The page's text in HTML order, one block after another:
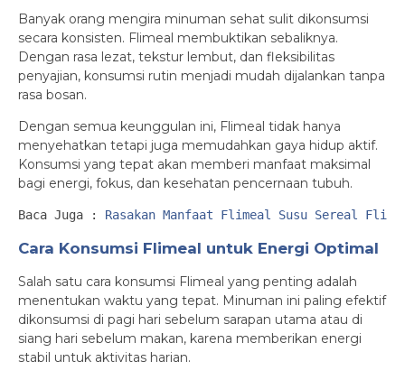
Banyak orang mengira minuman sehat sulit dikonsumsi
secara konsisten. Flimeal membuktikan sebaliknya.
Dengan rasa lezat, tekstur lembut, dan fleksibilitas
penyajian, konsumsi rutin menjadi mudah dijalankan tanpa
rasa bosan.
Dengan semua keunggulan ini, Flimeal tidak hanya
menyehatkan tetapi juga memudahkan gaya hidup aktif.
Konsumsi yang tepat akan memberi manfaat maksimal
bagi energi, fokus, dan kesehatan pencernaan tubuh.
Baca Juga : Rasakan Manfaat Flimeal Susu Sereal
Cara Konsumsi Flimeal untuk Energi Optimal
Salah satu cara konsumsi Flimeal yang penting adalah
menentukan waktu yang tepat. Minuman ini paling efektif
dikonsumsi di pagi hari sebelum sarapan utama atau di
siang hari sebelum makan, karena memberikan energi
stabil untuk aktivitas harian.